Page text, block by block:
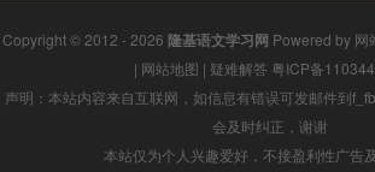
Copyright © 2012 - 2026 隆基语文学习网 Powered by 网
| 网站地图 | 疑难解答 粤ICP备
声明：本站内容来自互联网，如信息有错误可发邮件到
会及时纠正，谢谢
本站仅为个人兴趣爱好，不接盈利性广告